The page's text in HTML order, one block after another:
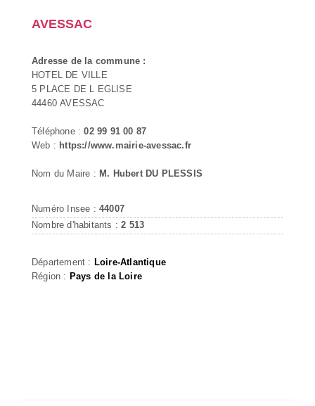
AVESSAC
Adresse de la commune :
HOTEL DE VILLE
5 PLACE DE L EGLISE
44460 AVESSAC
Téléphone :02 99 91 00 87
Web : https://www.mairie-avessac.fr
Nom du Maire : M. Hubert DU PLESSIS
Numéro Insee : 44007
Nombre d'habitants :2 513
Département : Loire-Atlantique
Région : Pays de la Loire